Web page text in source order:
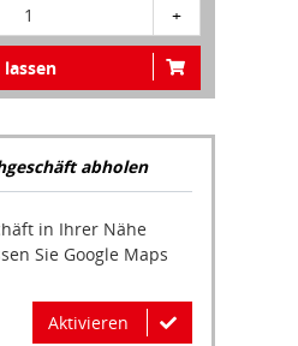
1 +
abholen
in Ihrer Nähe
Sie Google Maps
Aktivieren